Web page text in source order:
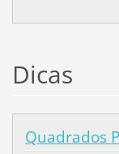
Dicas
Quadrados